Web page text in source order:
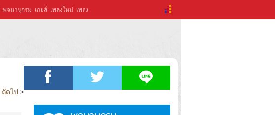
พจนานุกรม เกมส์ เพลงใหม่ เพลง
ถัดไป >